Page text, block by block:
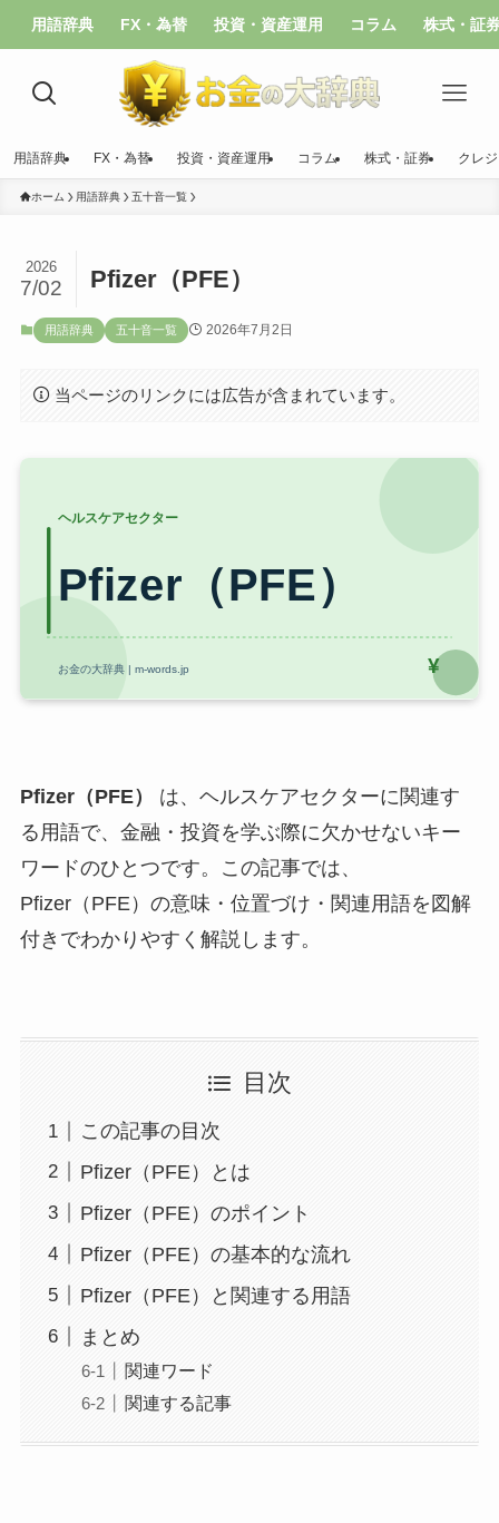
用語辞典 FX・為替 投資・資産運用 コラム 株式・証
用語辞典 FX・為替 投資・資産運用 コラム 株式・証券 クレ
ホーム 用語辞典 五十音一覧
Pfizer（PFE）
2026
7/02
用語辞典 五十音一覧 2026年7月2日
当ページのリンクには広告が含まれています。
Pfizer（PFE）
は、ヘルスケアセクターに関連す
る用語で、金融・投資を学ぶ際に欠かせないキー
ワードのひとつです。この記事では、
Pfizer（PFE）の意味・位置づけ・関連用語を図解
付きでわかりやすく解説します。
目次
この記事の目次
Pfizer（PFE）とは
Pfizer（PFE）のポイント
Pfizer（PFE）の基本的な流れ
Pfizer（PFE）と関連する用語
まとめ
関連ワード
関連する記事